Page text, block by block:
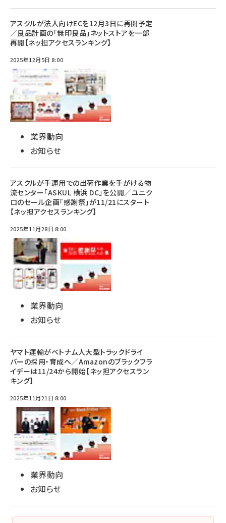
アスクルが法人向けECを12月3日に再開予定
／良品計画の「無印良品」ネットストアを一部
再開【ネッ担アクセスランキング】
2025年12月5日 8:00
業界動向
お知らせ
アスクルが手運用での出荷作業を手がける物
流センター「ASKUL 横浜 DC」を公開／ユニク
ロのセール企画「感謝祭」が11/21にスタート
【ネッ担アクセスランキング】
2025年11月28日 8:00
業界動向
お知らせ
ヤマト運輸がベトナム人大型トラックドライ
バーの採用・育成へ／Amazonのブラックフラ
イデーは11/24から開始【ネッ担アクセスラン
キング】
2025年11月21日 8:00
業界動向
お知らせ